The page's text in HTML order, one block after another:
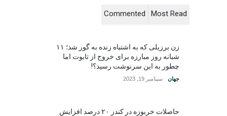
Most Read
Commented
زن برزیلی که به اشتباه زنده به گور شد؛ ۱۱
شبانه روز مبارزه برای خروج از تابوت اما
چطور به این سرنوشت رسید؟!
جهان سپتامبر 19, 2023
حاصلات خربوزه در کندز ۲۰ درصد افزایش